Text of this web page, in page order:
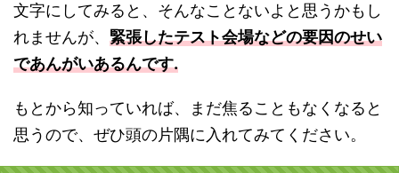
文字にしてみると、そんなことないよと思うかもし
れませんが、 緊張したテスト会場などの要因のせい
であんがいあるんです.
もとから知っていれば、まだ焦ることもなくなると
思うので、ぜひ頭の片隅に入れてみてください。